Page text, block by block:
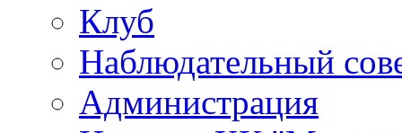
Клуб
Наблюдательный
Администрация